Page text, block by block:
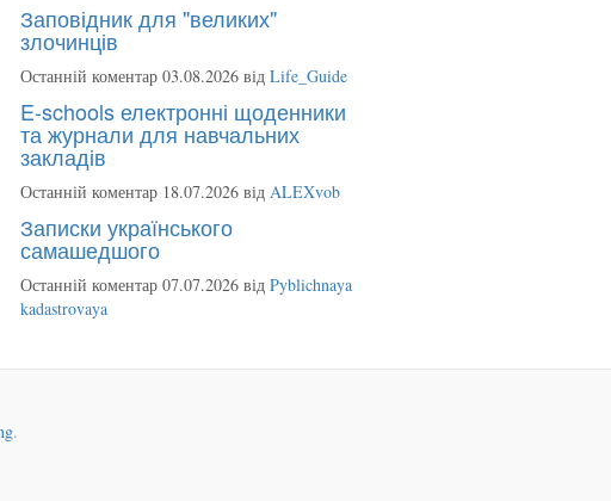
Заповідник для "великих"
злочинців
Останній коментар 03.08.2026 від Life_Guide
E-schools електронні щоденники
та журнали для навчальних
закладів
Останній коментар 18.07.2026 від ALEXvob
Записки українського
самашедшого
Останній коментар 07.07.2026 від Pyblichnaya
kadastrovaya
.